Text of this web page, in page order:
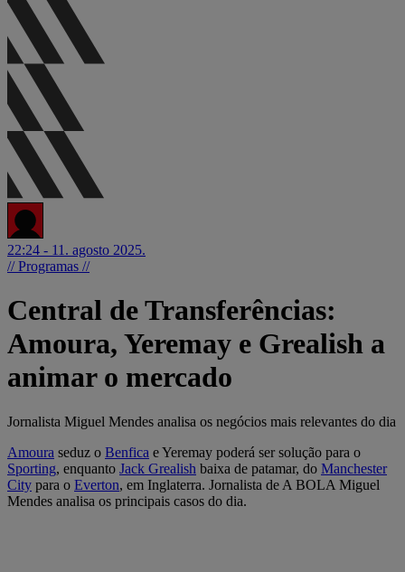
22:24 - 11. agosto 2025.
// Programas //
Central de Transferências:
Amoura, Yeremay e Grealish a
animar o mercado
Jornalista Miguel Mendes analisa os negócios mais relevantes do dia
Amoura seduz o Benfica e Yeremay poderá ser solução para o
Sporting, enquanto Jack Grealish baixa de patamar, do Manchester
City para o Everton, em Inglaterra. Jornalista de A BOLA Miguel
Mendes analisa os principais casos do dia.